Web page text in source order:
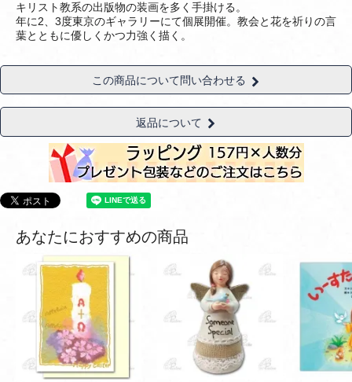
キリスト教系の出版物の装画を多く手掛ける。
年に2、3度東京のギャラリーにて個展開催。教会と花を祈りの言
葉とともに優しくかつ力強く描く。
この商品について問い合わせる
返品について
あなたにおすすめの商品